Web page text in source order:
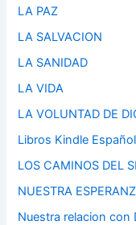
LA PAZ
LA SALVACION
LA SANIDAD
LA VIDA
LA VOLUNTAD DE
Libros Kindle Español
LOS CAMINOS DEL
NUESTRA
Nuestra relacion con